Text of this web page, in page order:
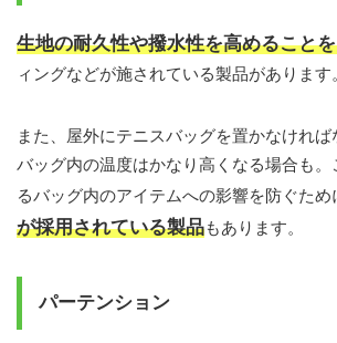
生地の耐久性や撥水性を高めること
ィングなどが施されている製品があります
また、屋外にテニスバッグを置かなけれ
バッグ内の温度はかなり高くなる場合も。
るバッグ内のアイテムへの影響を防ぐため
が採用されている製品もあります。
パーテンション